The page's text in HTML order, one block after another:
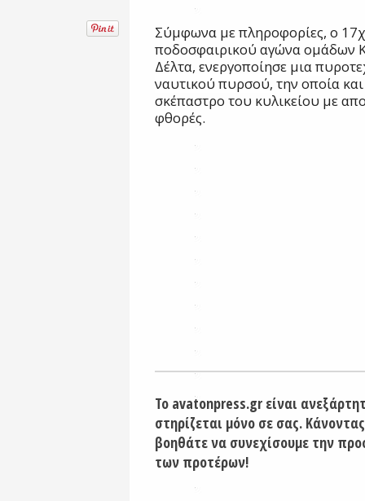
Σύμφωνα με πληροφορίες, ο
ποδοσφαιρικού αγώνα ομάδων
Δέλτα, ενεργοποίησε μια
ναυτικού πυρσού, την οποία
σκέπαστρο του κυλικείου με
φθορές.
Το avatonpress.gr είναι
στηρίζεται μόνο σε σας.
βοηθάτε να συνεχίσουμε την
των προτέρων!